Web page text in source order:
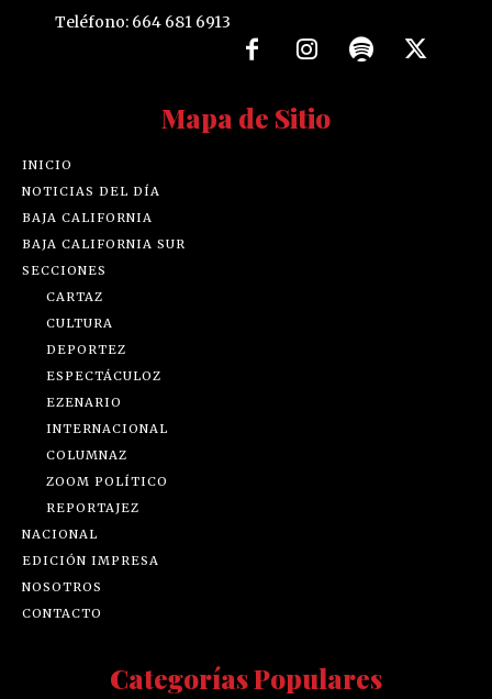
Teléfono: 664 681 6913
Mapa de Sitio
INICIO
NOTICIAS DEL DÍA
BAJA CALIFORNIA
BAJA CALIFORNIA SUR
SECCIONES
CARTAZ
CULTURA
DEPORTEZ
ESPECTÁCULOZ
EZENARIO
INTERNACIONAL
COLUMNAZ
ZOOM POLÍTICO
REPORTAJEZ
NACIONAL
EDICIÓN IMPRESA
NOSOTROS
CONTACTO
Categorías Populares